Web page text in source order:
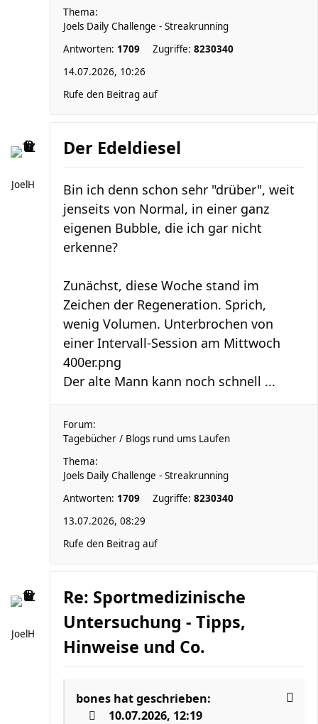
Thema:
Joels Daily Challenge - Streakrunning
Antworten: 1709 Zugriffe: 8230340
14.07.2026, 10:26
Rufe den Beitrag auf
JoelH
Der Edeldiesel
Bin ich denn schon sehr "drüber", weit
jenseits von Normal, in einer ganz
eigenen Bubble, die ich gar nicht
erkenne?
Zunächst, diese Woche stand im
Zeichen der Regeneration. Sprich,
wenig Volumen. Unterbrochen von
einer Intervall-Session am Mittwoch
400er.png
Der alte Mann kann noch schnell ...
Forum:
Tagebücher / Blogs rund ums Laufen
Thema:
Joels Daily Challenge - Streakrunning
Antworten: 1709 Zugriffe: 8230340
13.07.2026, 08:29
Rufe den Beitrag auf
JoelH
Re: Sportmedizinische
Untersuchung - Tipps,
Hinweise und Co.
bones hat geschrieben:
10.07.2026, 12:19